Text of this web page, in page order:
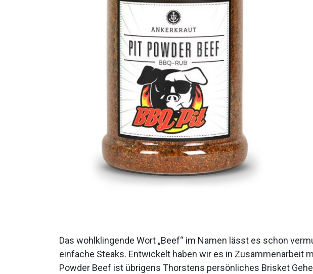
Das wohlklingende Wort „Beef“ im Namen lässt es schon
einfache Steaks. Entwickelt haben wir es in Zusammenarbeit
Powder Beef ist übrigens Thorstens persönliches Brisket